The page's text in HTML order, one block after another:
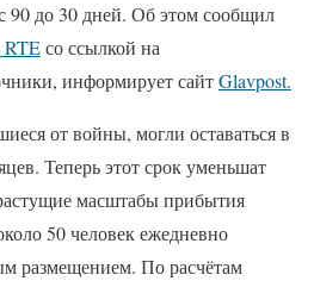
90 до 30 дней. Об этом сообщил
RTEсо ссылкой на
информирует сайтGlavpost.
от войны, могли оставаться в
Теперь этот срок уменьшат
масштабы прибытия
50 человек ежедневно
размещением. По расчётам